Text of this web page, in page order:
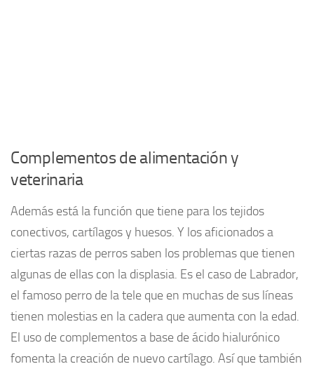
Complementos de alimentación y
veterinaria
Además está la función que tiene para los tejidos
conectivos, cartílagos y huesos. Y los aficionados a
ciertas razas de perros saben los problemas que tienen
algunas de ellas con la displasia. Es el caso de Labrador,
el famoso perro de la tele que en muchas de sus líneas
tienen molestias en la cadera que aumenta con la edad.
El uso de complementos a base de ácido hialurónico
fomenta la creación de nuevo cartílago. Así que también